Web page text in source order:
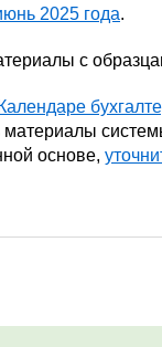
2025 года.
с
Календаре
материалы
основе,